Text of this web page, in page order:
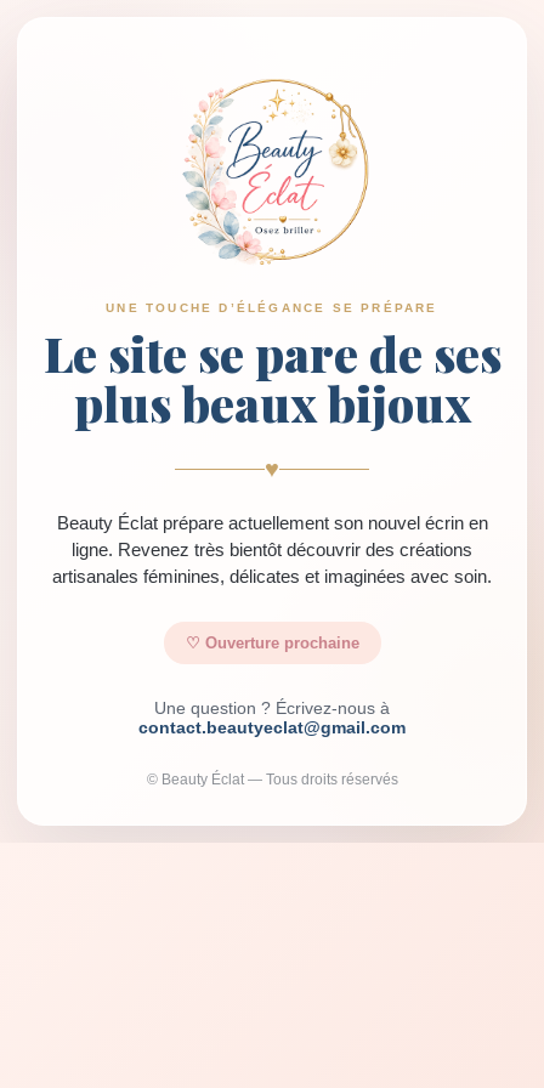
UNE TOUCHE D’ÉLÉGANCE SE PRÉPARE
Le site se pare de ses
plus beaux bijoux
♥
Beauty Éclat prépare actuellement son nouvel écrin en
ligne. Revenez très bientôt découvrir des créations
artisanales féminines, délicates et imaginées avec soin.
♡ Ouverture prochaine
Une question ? Écrivez-nous à
contact.beautyeclat@gmail.com
© Beauty Éclat — Tous droits réservés